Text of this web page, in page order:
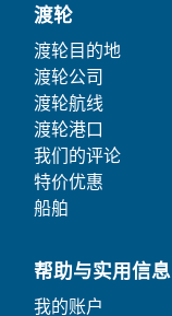
渡轮
渡轮目的地
渡轮公司
渡轮航线
渡轮港口
我们的评论
特价优惠
船舶
帮助与实用信息
我的账户